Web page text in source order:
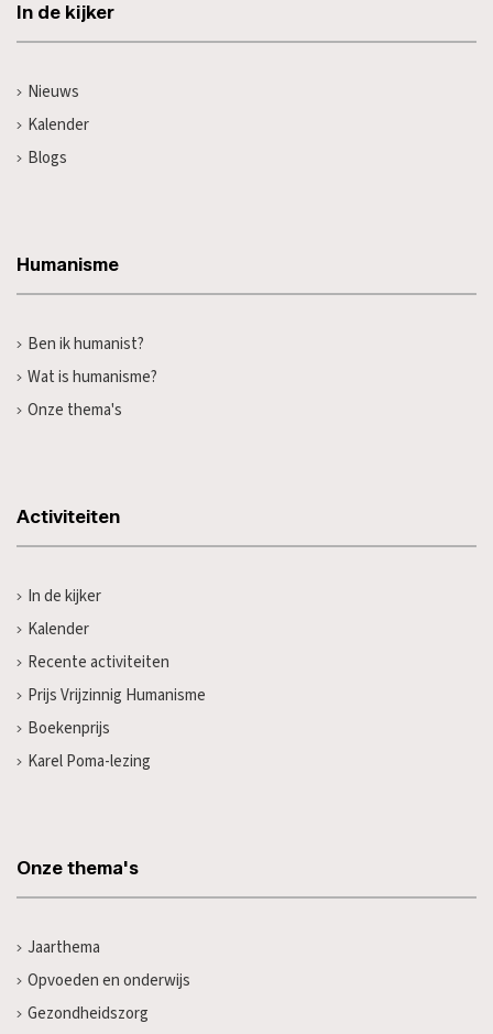
In de kijker
Nieuws
Kalender
Blogs
Humanisme
Ben ik humanist?
Wat is humanisme?
Onze thema's
Activiteiten
In de kijker
Kalender
Recente activiteiten
Prijs Vrijzinnig Humanisme
Boekenprijs
Karel Poma-lezing
Onze thema's
Jaarthema
Opvoeden en onderwijs
Gezondheidszorg